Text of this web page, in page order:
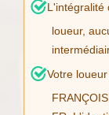
L'intégralité
loueur,
Votre